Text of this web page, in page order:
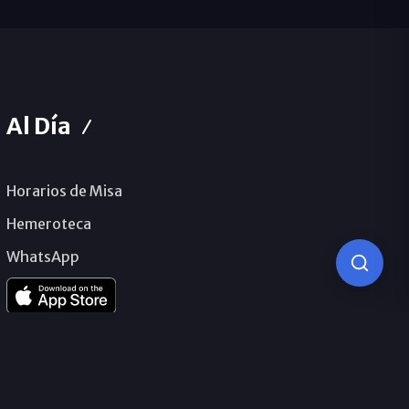
Al Día
Horarios de Misa
Hemeroteca
WhatsApp